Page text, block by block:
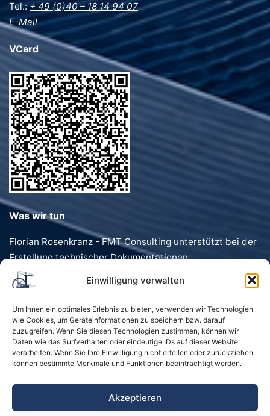
Einwilligung verwalten
Um Ihnen ein optimales Erlebnis zu bieten, verwenden wir Technologien
wie Cookies, um Geräteinformationen zu speichern bzw. darauf
zuzugreifen. Wenn Sie diesen Technologien zustimmen, können wir
Daten wie das Surfverhalten oder eindeutige IDs auf dieser Website
verarbeiten. Wenn Sie Ihre Einwilligung nicht erteilen oder zurückziehen,
können bestimmte Merkmale und Funktionen beeinträchtigt werden.
Akzeptieren
Tel.:+ 49 (0)40 – 18 14 94 07
E-Mail
VCard
Was wir tun
Florian Rosenkranz - FMT Consulting unterstützt bei der
Erstellung technischer Dokumentationen,
Förderanträgen, Dokumentenvorlagen und
Geschäftstexten. Schnell, präzise und individuell.
Startseite Kontakt Impressum
Datenschutzerklärung